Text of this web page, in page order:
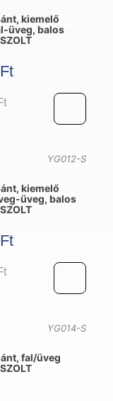
kiemelő
üveg, balos
Ft
kivitel,
fal-
mennyiség
YG012-S
kiemelő
üveg, balos
Ft
kivitel,
YG014-S
fal/üveg